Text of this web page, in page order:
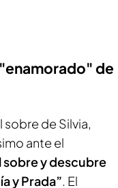
de
sobre de Silvia,
ante el
sobre y descubre
y Prada”. El